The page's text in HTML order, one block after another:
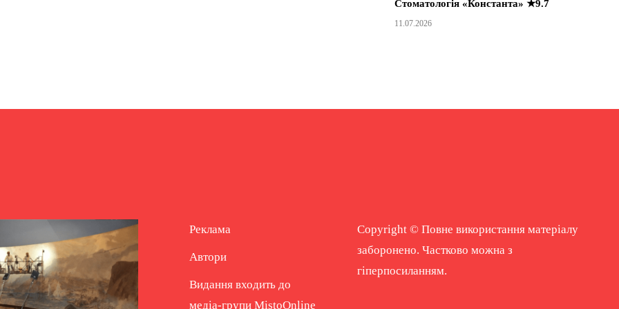
Стоматологія «Константа» ★9.7
11.07.2026
Реклама
Автори
Видання входить до
медіа-групи MistoOnline
Copyright © Повне використання матеріалу
заборонено. Частково можна з
гіперпосиланням.